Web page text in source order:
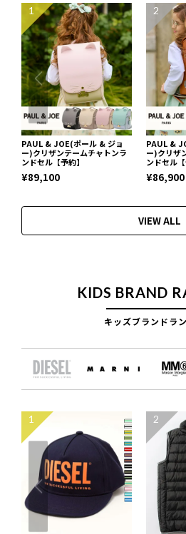
1
PAUL & JOE(ポール & ジョ
ー)クリザンテームチャトンラ
ンドセル【予約】
¥89,100
2
PAUL &
ー)クリザ
ンドセル【
¥86,900
VIEW ALL
KIDS BRAND
キッズブランドラ
1 2